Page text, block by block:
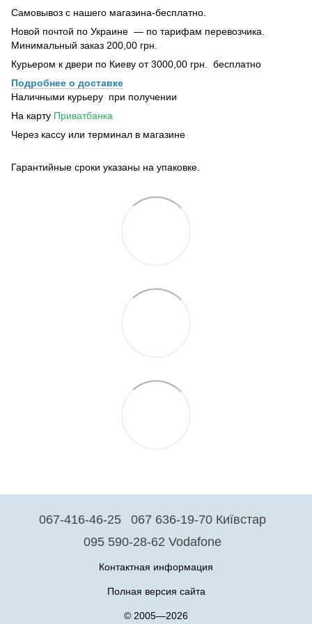
Самовывоз с нашего магазина-бесплатно.
Новой почтой по Украине — по тарифам перевозчика.
Минимальный заказ 200,00 грн.
Курьером к двери по Киеву от 3000,00 грн. бесплатно
Подробнее о доставке
Наличными курьеру при получении
На карту Приватбанка
Через кассу или терминал в магазине
Гарантийные сроки указаны на упаковке.
067-416-46-25
067 636-19-70 Київстар
095 590-28-62 Vodafone
Контактная информация
Полная версия сайта
© 2005—2026